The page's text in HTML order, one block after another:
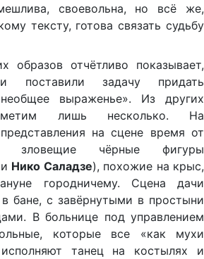
своевольна, но всё же,
тексту, готова связать судьбу
образов отчётливо показывает,
поставили задачу придать
выраженье». Из других
лишь несколько. На
на сцене время от
зловещие чёрные фигуры
и Нико Саладзе), похожие на крыс,
городничему. Сцена дачи
бане, с завёрнутыми в простыни
В больнице под управлением
которые все «как мухи
исполняют танец на костылях и